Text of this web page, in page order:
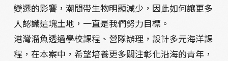
變遷的影響，潮間帶生物明顯減少，因此如何讓更多
人認識這塊土地，一直是我們努力目標。
港灣溜魚透過學校課程、營隊辦理，設計多元海洋課
程，在本案中，希望培養更多關注彰化沿海的青年，